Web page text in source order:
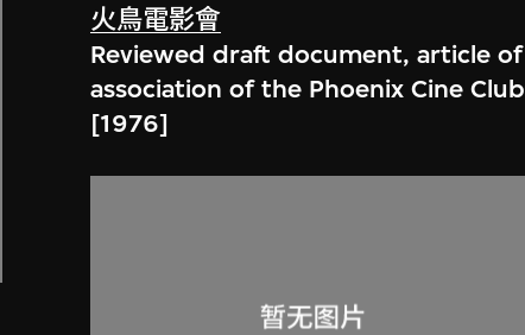
火鳥電影會
Reviewed draft document, article of
association of the Phoenix Cine Club
[1976]